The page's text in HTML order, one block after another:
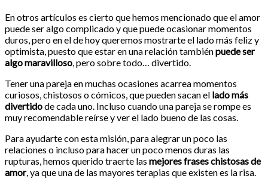
En otros artículos es cierto que hemos mencionado que el amor
puede ser algo complicado y que puede ocasionar momentos
duros, pero en el de hoy queremos mostrarte el lado más feliz y
optimista, puesto que estar en una relación tambiénpuede ser
algo maravilloso, pero sobre todo… divertido.
Tener una pareja en muchas ocasiones acarrea momentos
curiosos, chistosos o cómicos, que pueden sacan el lado más
divertidode cada uno. Incluso cuando una pareja se rompe es
muy recomendable reírse y ver el lado bueno de las cosas.
Para ayudarte con esta misión, para alegrar un poco las
relaciones o incluso para hacer un poco menos duras las
rupturas, hemos querido traerte las mejores frases chistosas de
amor, ya que una de las mayores terapias que existen es la risa.